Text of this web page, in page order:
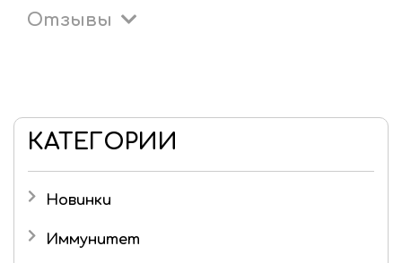
КАТЕГОРИИ
Новинки
Иммунитет
Отзывы